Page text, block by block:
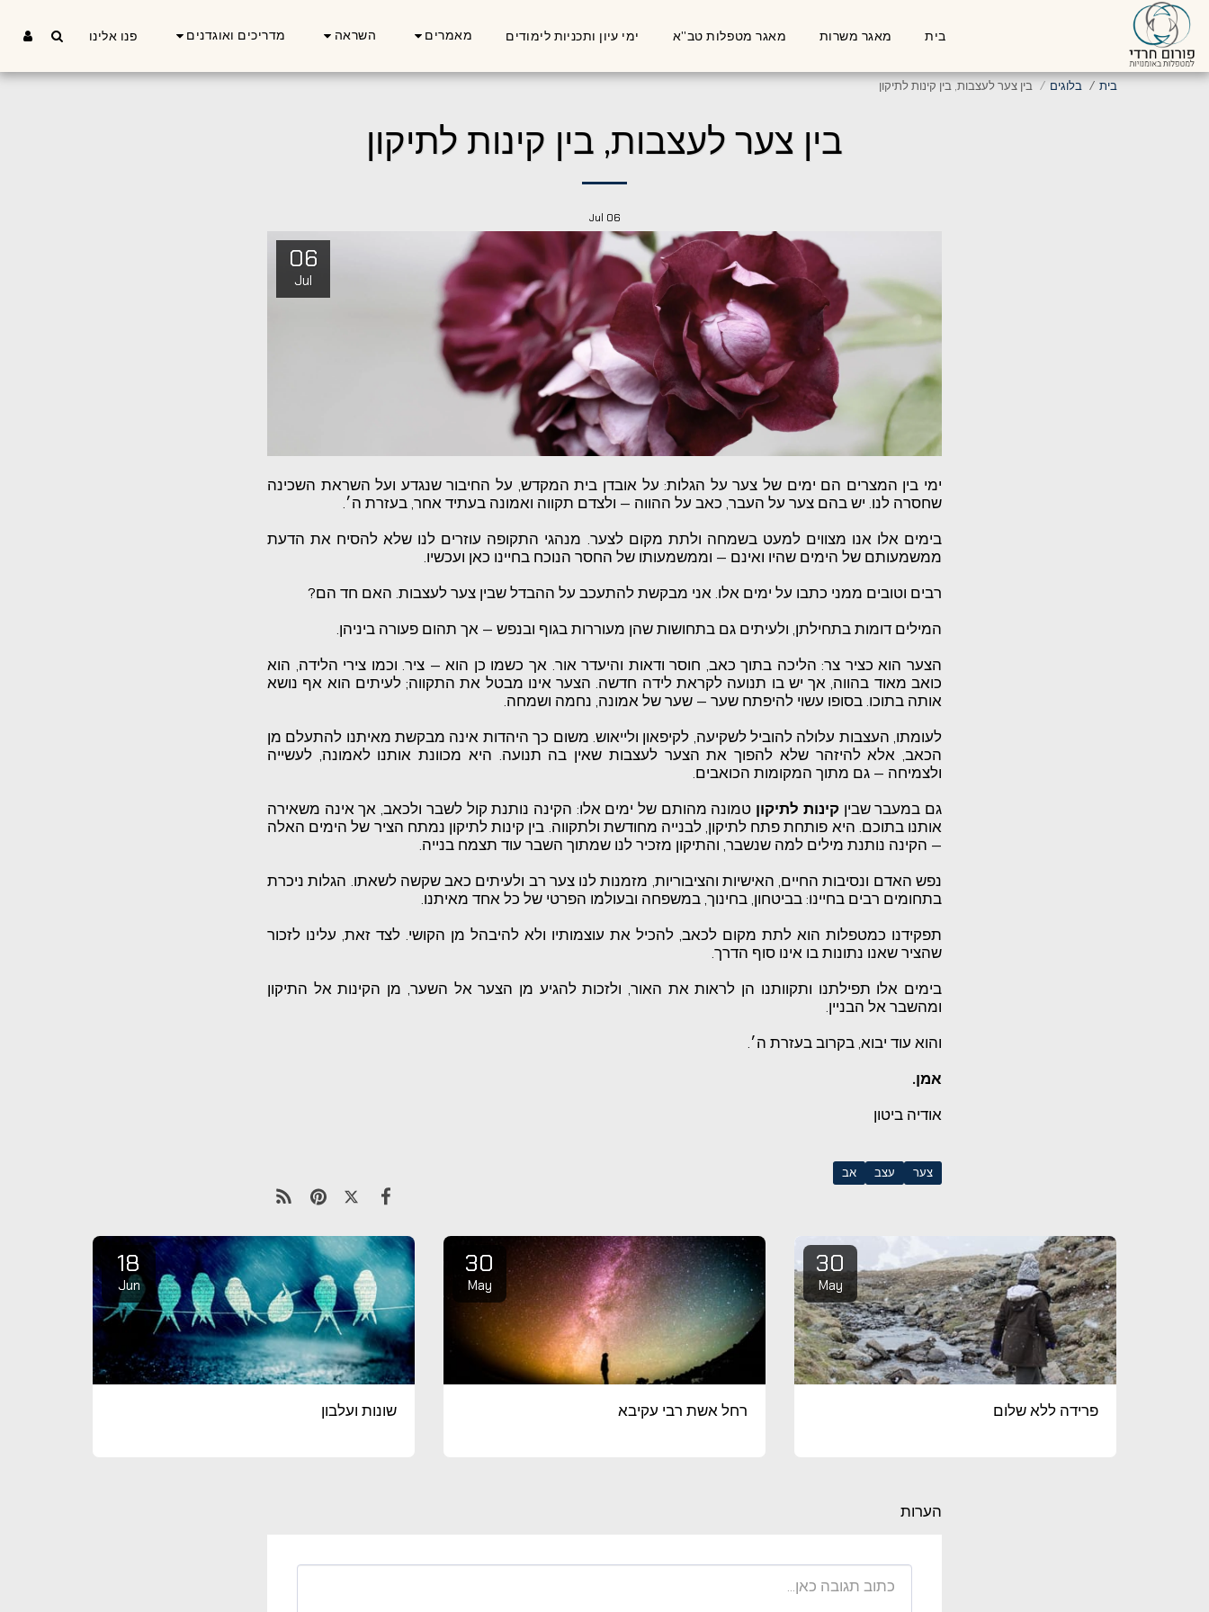
בית מאגר משרות מאגר מטפלות טב''א ימי עיון ותכניות לימודים מאמרים השראה מדריכים ואוגדנים פנו אלינו
בית בלוגים בין צער לעצבות, בין קינות לתיקון
בין צער לעצבות, בין קינות לתיקון
06
Jul
06
Jul
ימי בין המצרים הם ימים של צער על הגלות: על אובדן בית המקדש, על החיבור שנגדע ועל השראת השכינה
שחסרה לנו. יש בהם צער על העבר, כאב על ההווה — ולצדם תקווה ואמונה בעתיד אחר, בעזרת ה׳.
בימים אלו אנו מצווים למעט בשמחה ולתת מקום לצער. מנהגי התקופה עוזרים לנו שלא להסיח את הדעת
ממשמעותם של הימים שהיו ואינם — וממשמעותו של החסר הנוכח בחיינו כאן ועכשיו.
רבים וטובים ממני כתבו על ימים אלו. אני מבקשת להתעכב על ההבדל שבין צער לעצבות. האם חד הם?
המילים דומות בתחילתן, ולעיתים גם בתחושות שהן מעוררות בגוף ובנפש — אך תהום פעורה ביניהן.
הצער הוא כציר צר: הליכה בתוך כאב, חוסר ודאות והיעדר אור. אך כשמו כן הוא — ציר. וכמו צירי הלידה, הוא
כואב מאוד בהווה, אך יש בו תנועה לקראת לידה חדשה. הצער אינו מבטל את התקווה; לעיתים הוא אף נושא
אותה בתוכו. בסופו עשוי להיפתח שער — שער של אמונה, נחמה ושמחה.
לעומתו, העצבות עלולה להוביל לשקיעה, לקיפאון ולייאוש. משום כך היהדות אינה מבקשת מאיתנו להתעלם מן
הכאב, אלא להיזהר שלא להפוך את הצער לעצבות שאין בה תנועה. היא מכוונת אותנו לאמונה, לעשייה
ולצמיחה — גם מתוך המקומות הכואבים.
גם במעבר שביןקינות לתיקון טמונה מהותם של ימים אלו: הקינה נותנת קול לשבר ולכאב, אך אינה משאירה
אותנו בתוכם. היא פותחת פתח לתיקון, לבנייה מחודשת ולתקווה. בין קינות לתיקון נמתח הציר של הימים האלה
— הקינה נותנת מילים למה שנשבר, והתיקון מזכיר לנו שמתוך השבר עוד תצמח בנייה.
נפש האדם ונסיבות החיים, האישיות והציבוריות, מזמנות לנו צער רב ולעיתים כאב שקשה לשאתו. הגלות ניכרת
בתחומים רבים בחיינו: בביטחון, בחינוך, במשפחה ובעולמו הפרטי של כל אחד מאיתנו.
תפקידנו כמטפלות הוא לתת מקום לכאב, להכיל את עוצמותיו ולא להיבהל מן הקושי. לצד זאת, עלינו לזכור
שהציר שאנו נתונות בו אינו סוף הדרך.
בימים אלו תפילתנו ותקוותנו הן לראות את האור, ולזכות להגיע מן הצער אל השער, מן הקינות אל התיקון
ומהשבר אל הבניין.
והוא עוד יבוא, בקרוב בעזרת ה׳.
אמן.
אודיה ביטון
צער עצב אב
30
May
פרידה ללא שלום
30
May
רחל אשת רבי עקיבא
18
Jun
שונות ועלבון
הערות